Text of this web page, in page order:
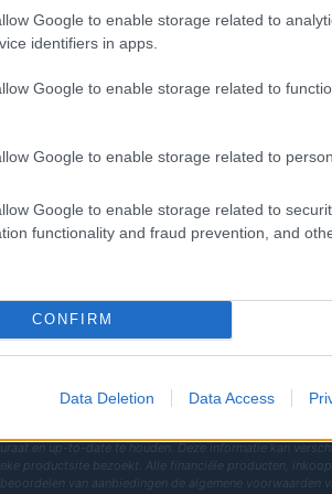
Google to enable storage related to
identifiers in apps.
Google to enable storage related to
Google to enable storage related to
Google to enable storage related to
functionality and fraud prevention, and
CONFIRM
Data Deletion Data Access
Investeringen
News
nummer 2729933
en up-to-date te houden. Deze informatie kan
productsite bezoekt. Alle financiële producten,
van aanbiedingen de algemene voorwaarden